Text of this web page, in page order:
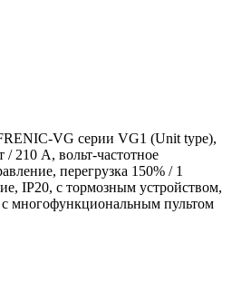
VG серии VG1 (Unit type),
210 A, вольт-частотное
перегрузка 150% / 1
IP20, с тормозным устройством,
многофункциональным пультом